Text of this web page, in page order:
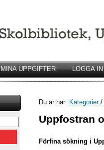
MINA UPPGIFTER LOGGA IN
Du är här: Kategorier/
Uppfostran
Förfina sökning i